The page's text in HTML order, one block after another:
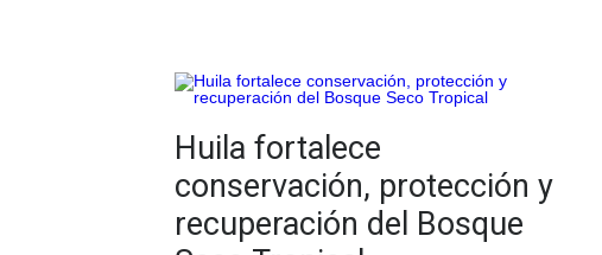
Huila fortalece
conservación, protección y
recuperación del Bosque